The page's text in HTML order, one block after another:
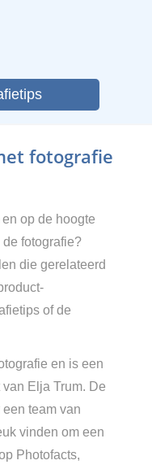
fotografie
op de hoogte
fotografie?
die gerelateerd
of de
en is een
Elja Trum. De
team van
vinden om een
Photofacts,